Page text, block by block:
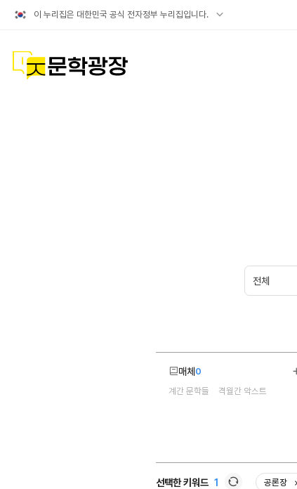
이 누리집은 대한민국 공식 전자정부 누리집입니다.
공식
문학광장
매체0
계간 문학들
격월간 악스트
선택한 키워드 1
공론장